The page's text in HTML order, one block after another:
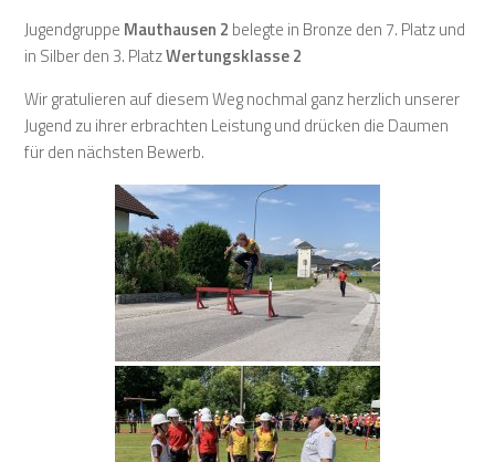
Jugendgruppe Mauthausen 2 belegte in Bronze den 7. Platz und
in Silber den 3. PlatzWertungsklasse 2
Wir gratulieren auf diesem Weg nochmal ganz herzlich unserer
Jugend zu ihrer erbrachten Leistung und drücken die Daumen
für den nächsten Bewerb.